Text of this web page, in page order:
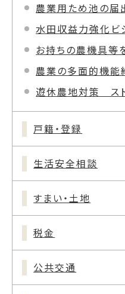
農業用ため池の届
水田収益力強化ビ
お持ちの農機具等を譲渡・
農業の多面的機能
遊休農地対策 スト
戸籍・登録
生活安全相談
すまい・土地
税金
公共交通